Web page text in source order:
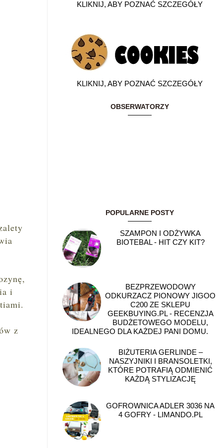
i
z
KLIKNIJ, ABY POZNAĆ SZCZEGÓŁY
KLIKNIJ, ABY POZNAĆ SZCZEGÓŁY
OBSERWATORZY
POPULARNE POSTY
SZAMPON I ODŻYWKA
BIOTEBAL - HIT CZY KIT?
BEZPRZEWODOWY
ODKURZACZ PIONOWY JIGOO
C200 ZE SKLEPU
GEEKBUYING.PL - RECENZJA
BUDŻETOWEGO MODELU,
IDEALNEGO DLA KAŻDEJ PANI DOMU.
BIŻUTERIA GERLINDE –
NASZYJNIKI I BRANSOLETKI,
KTÓRE POTRAFIĄ ODMIENIĆ
KAŻDĄ STYLIZACJĘ
GOFROWNICA ADLER 3036 NA
4 GOFRY - LIMANDO.PL